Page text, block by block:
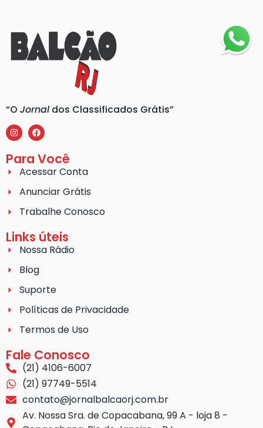
“O Jornaldos Classificados Grátis”
Para Você
Acessar Conta
Anunciar Grátis
Trabalhe Conosco
Links úteis
Nossa Rádio
Blog
Suporte
Políticas de Privacidade
Termos de Uso
Fale Conosco
(21) 4106-6007
(21) 97749-5514
contato@jornalbalcaorj.com.br
Av. Nossa Sra. de Copacabana, 99 A - loja 8 -